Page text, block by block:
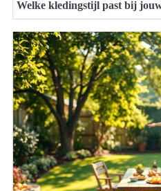
Welke kledingstijl past bij